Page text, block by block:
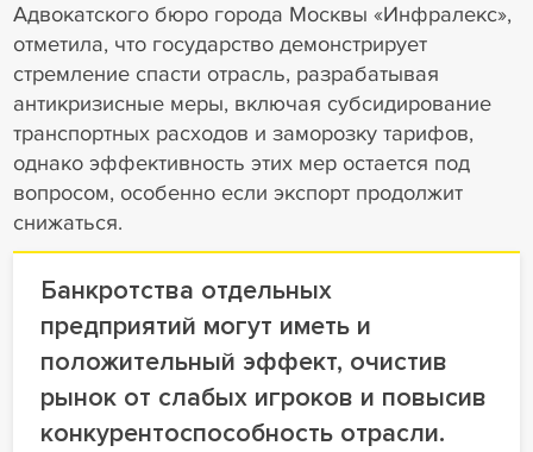
Адвокатского бюро города Москвы «Инфралекс»,
отметила, что государство демонстрирует
стремление спасти отрасль, разрабатывая
антикризисные меры, включая субсидирование
транспортных расходов и заморозку тарифов,
однако эффективность этих мер остается под
вопросом, особенно если экспорт продолжит
снижаться.
Банкротства отдельных
предприятий могут иметь и
положительный эффект, очистив
рынок от слабых игроков и повысив
конкурентоспособность отрасли.